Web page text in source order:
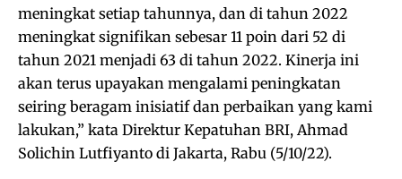
meningkat setiap tahunnya, dan di tahun 2022
meningkat signifikan sebesar 11 poin dari 52 di
tahun 2021 menjadi 63 di tahun 2022. Kinerja ini
akan terus upayakan mengalami peningkatan
seiring beragam inisiatif dan perbaikan yang kami
lakukan,” kata Direktur Kepatuhan BRI, Ahmad
Solichin Lutfiyanto di Jakarta, Rabu (5/10/22).